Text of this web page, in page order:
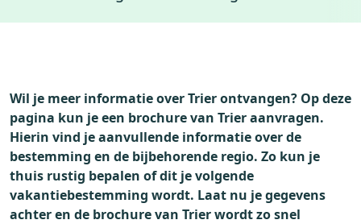
Thema's
Wil je meer informatie over Trier ontvangen? Op deze
pagina kun je een brochure van Trier aanvragen.
Hierin vind je aanvullende informatie over de
bestemming en de bijbehorende regio. Zo kun je
thuis rustig bepalen of dit je volgende
vakantiebestemming wordt. Laat nu je gegevens
achter en de brochure van Trier wordt zo snel